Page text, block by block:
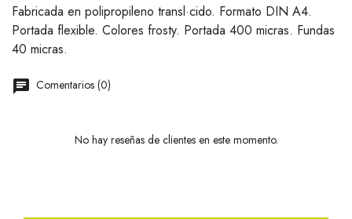
Fabricada en polipropileno transl·cido. Formato DIN A4.
Portada flexible. Colores frosty. Portada 400 micras. Fundas
40 micras.
Comentarios (0)
No hay reseñas de clientes en este momento.